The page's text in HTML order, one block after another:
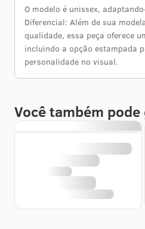
O modelo é unissex,
Diferencial: Além de sua
qualidade, essa peça oferece
incluindo a opção estampada
personalidade no visual.
Você também